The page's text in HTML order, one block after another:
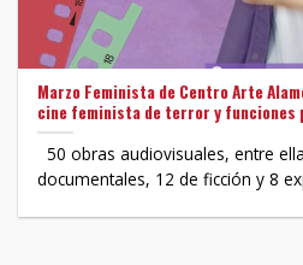
Marzo Feminista de Centro Arte
cine feminista de terror y funciones
50 obras audiovisuales, entre
documentales, 12 de ficción y 8